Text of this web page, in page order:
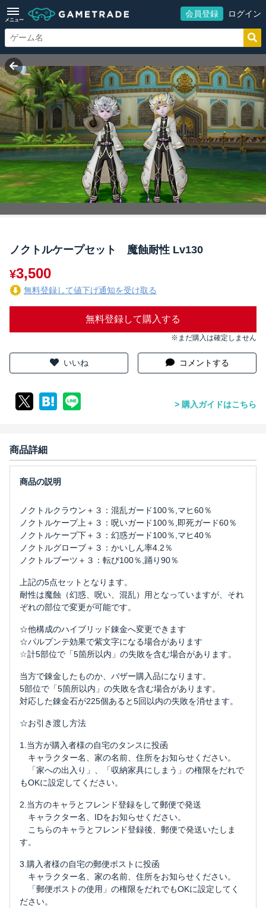
メニュー
会員登録 ログイン
ノクトルケープセット 魔蝕耐性 Lv130
¥3,500
無料登録して値下げ通知を受け取る
無料登録して購入する
※まだ購入は確定しません
いいね コメントする
購入ガイドはこちら
商品詳細
ノクトルクラウン＋３：混乱ガード100％,マヒ60％
ノクトルケープ上＋３：呪いガード100％,即死ガード60％
ノクトルケープ下＋３：幻惑ガード100％,マヒ40％
ノクトルグローブ＋３：かいしん率4.2％
ノクトルブーツ＋３：転び100％,踊り90％
上記の5点セットとなります。
耐性は魔蝕（幻惑、呪い、混乱）用となっていますが、それ
ぞれの部位で変更が可能です。
☆他構成のハイブリッド錬金へ変更できます
☆パルプンテ効果で紫文字になる場合があります
☆計5部位で「5箇所以内」の失敗を含む場合があります。
当方で錬金したものか、バザー購入品になります。
5部位で「5箇所以内」の失敗を含む場合があります。
対応した錬金石が225個あると5回以内の失敗を消せます。
☆お引き渡し方法
1.当方が購入者様の自宅のタンスに投函
キャラクター名、家の名前、住所をお知らせください。
「家への出入り」、「収納家具にしまう」の権限をだれで
もOKに設定してください。
2.当方のキャラとフレンド登録をして郵便で発送
キャラクター名、IDをお知らせください。
こちらのキャラとフレンド登録後、郵便で発送いたしま
す。
3.購入者様の自宅の郵便ポストに投函
キャラクター名、家の名前、住所をお知らせください。
「郵便ポストの使用」の権限をだれでもOKに設定してく
ださい。